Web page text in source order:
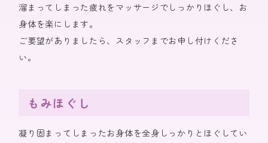
溜まってしまった疲れをマッサージでしっかりほぐし、お
身体を楽にします。
ご要望がありましたら、スタッフまでお申し付けくださ
い。
もみほぐし
凝り固まってしまったお身体を全身しっかりとほぐしてい